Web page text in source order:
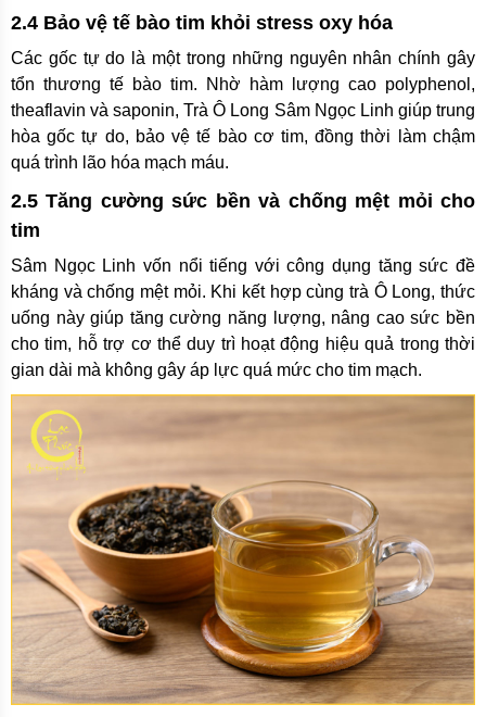
2.4 Bảo vệ tế bào tim khỏi stress oxy hóa
Các gốc tự do là một trong những nguyên nhân chính gây
tổn thương tế bào tim. Nhờ hàm lượng cao polyphenol,
theaflavin và saponin, Trà Ô Long Sâm Ngọc Linh giúp trung
hòa gốc tự do, bảo vệ tế bào cơ tim, đồng thời làm chậm
quá trình lão hóa mạch máu.
2.5 Tăng cường sức bền và chống mệt mỏi cho
tim
Sâm Ngọc Linh vốn nổi tiếng với công dụng tăng sức đề
kháng và chống mệt mỏi. Khi kết hợp cùng trà Ô Long, thức
uống này giúp tăng cường năng lượng, nâng cao sức bền
cho tim, hỗ trợ cơ thể duy trì hoạt động hiệu quả trong thời
gian dài mà không gây áp lực quá mức cho tim mạch.